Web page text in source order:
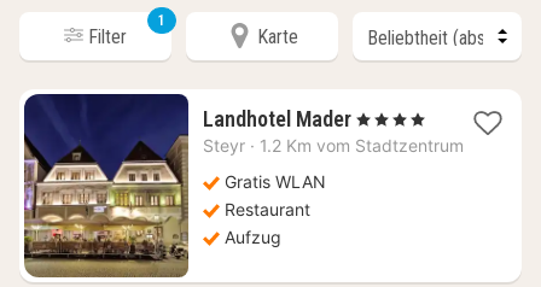
Filter
1
Karte
Landhotel Mader1
Nacht
, 4 Sterne
Steyr · 1.2 Km vom Stadtzentrum
Gratis WLAN
Restaurant
Aufzug